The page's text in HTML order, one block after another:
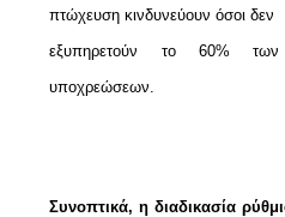
πτώχευση κινδυνεύουν όσοι δεν
εξυπηρετούν το 60% των
υποχρεώσεων.
Συνοπτικά, η διαδικασία